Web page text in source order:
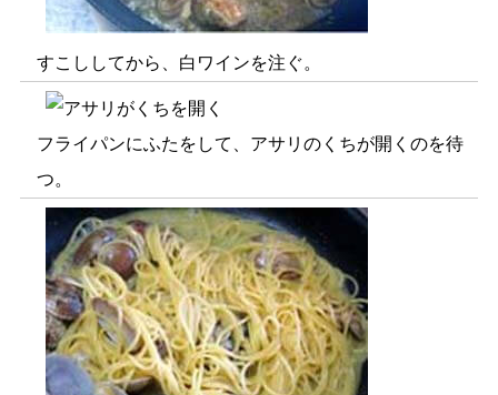
すこししてから、白ワインを注ぐ。
フライパンにふたをして、アサリのくちが開くのを待
つ。